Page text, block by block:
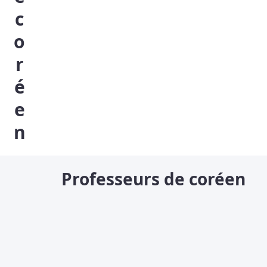
c
o
r
é
e
n
Professeurs de coréen